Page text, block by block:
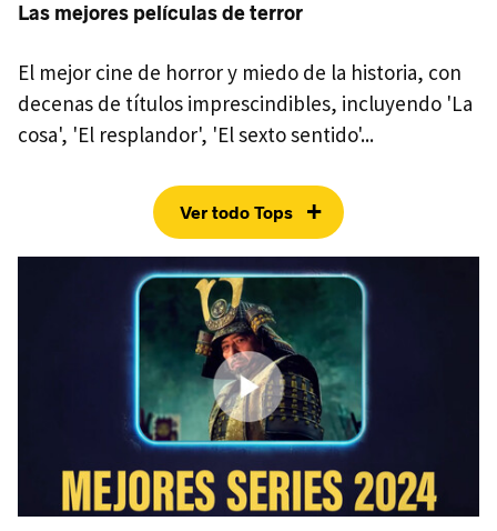
Las mejores películas de terror
El mejor cine de horror y miedo de la historia, con
decenas de títulos imprescindibles, incluyendo 'La
cosa', 'El resplandor', 'El sexto sentido'...
Ver todo Tops +